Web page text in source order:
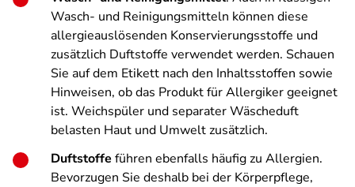
Wasch- und Reinigungsmitteln können diese
allergieauslösenden Konservierungsstoffe und
zusätzlich Duftstoffe verwendet werden. Schauen
Sie auf dem Etikett nach den Inhaltsstoffen sowie
Hinweisen, ob das Produkt für Allergiker geeignet
ist. Weichspüler und separater Wäscheduft
belasten Haut und Umwelt zusätzlich.
Duftstoffe führen ebenfalls häufig zu Allergien.
Bevorzugen Sie deshalb bei der Körperpflege,